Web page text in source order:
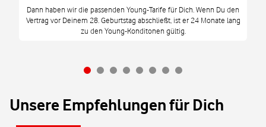
Dann haben wir die passenden Young-Tarife für Dich. Wenn Du den
Vertrag vor Deinem 28. Geburtstag abschließt, ist er 24 Monate lang
zu den Young-Konditonen gültig.
Unsere Empfehlungen für Dich